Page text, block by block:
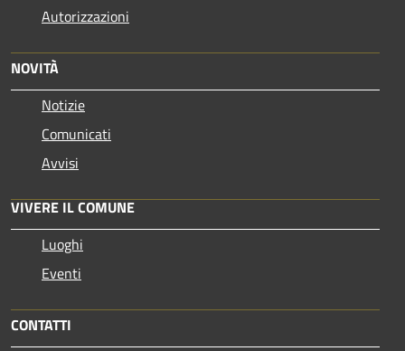
Autorizzazioni
NOVITÀ
Notizie
Comunicati
Avvisi
VIVERE IL COMUNE
Luoghi
Eventi
CONTATTI